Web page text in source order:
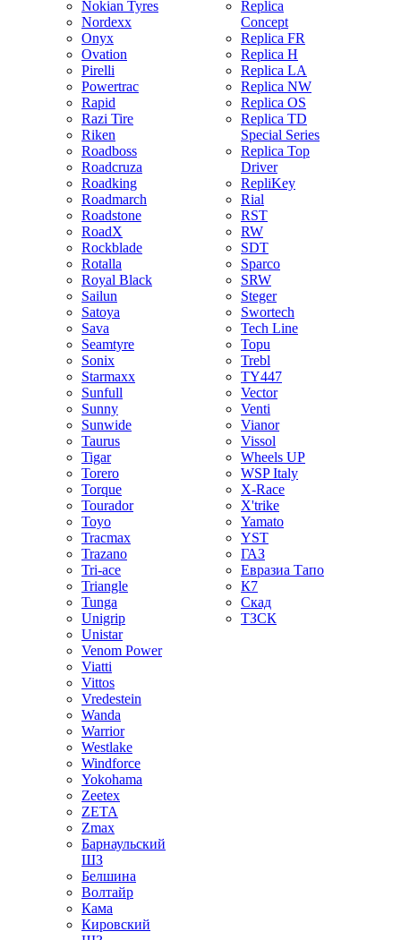
Nokian Tyres
Nordexx
Onyx
Ovation
Pirelli
Powertrac
Rapid
Razi Tire
Riken
Roadboss
Roadcruza
Roadking
Roadmarch
Roadstone
RoadX
Rockblade
Rotalla
Royal Black
Sailun
Satoya
Sava
Seamtyre
Sonix
Starmaxx
Sunfull
Sunny
Sunwide
Taurus
Tigar
Torero
Torque
Tourador
Toyo
Tracmax
Trazano
Tri-ace
Triangle
Tunga
Unigrip
Unistar
Venom Power
Viatti
Vittos
Vredestein
Wanda
Warrior
Westlake
Windforce
Yokohama
Zeetex
ZETA
Zmax
Барнаульский
ШЗ
Белшина
Волтайр
Кама
Кировский
Replica
Concept
Replica FR
Replica H
Replica LA
Replica NW
Replica OS
Replica TD
Special Series
Replica Top
Driver
RepliKey
Rial
RST
RW
SDT
Sparco
SRW
Steger
Swortech
Tech Line
Topu
Trebl
TY447
Vector
Venti
Vianor
Vissol
Wheels UP
WSP Italy
X-Race
X'trike
Yamato
YST
ГАЗ
Евразиа Тапо
К7
Скад
ТЗСК